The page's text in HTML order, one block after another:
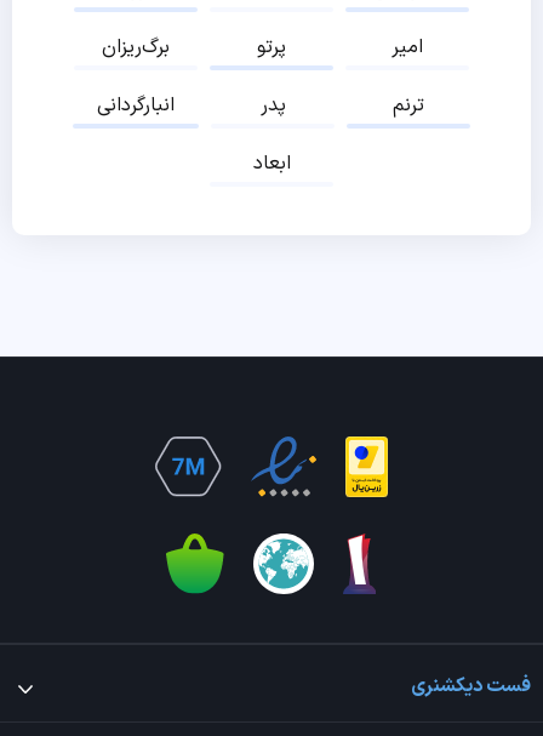
برگ‌ریزان
پرتو
امیر
انبارگردانی
پدر
ترنم
ابعاد
فست دیکشنری